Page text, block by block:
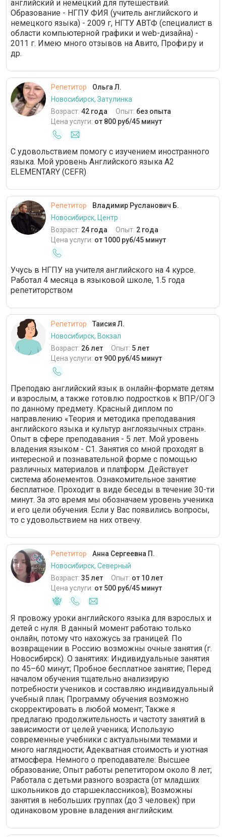
английский и немецкий для путешествий.
Образование - НГПУ ФИЯ (учитель английского и
немецкого языка) - 2009 г, НГТУ АВТФ (специалист в
области компьютерной графики и web-дизайна) -
2011 г. Имею много отзывов на Авито, Профи.ру и
др.
Репетитор
Ольга Л.
Новосибирск, Затулинка
Возраст: 42 года Опыт: без опыта
Цена услуги: от 800 руб/45 минут
С удовольствием помогу с изучением иностранного
языка. Мой уровень Английского языка A2
ELEMENTARY (CEFR)
Репетитор
Владимир Русланович Б.
Новосибирск, Центр
Возраст: 24 года Опыт: 2 года
Цена услуги: от 1000 руб/45 минут
Учусь в НГПУ на учителя английского на 4 курсе.
Работал 4 месяца в языковой школе, 1.5 года
репетиторством
Репетитор
Таисия Л.
Новосибирск, Вокзал
Возраст: 26 лет Опыт: 5 лет
Цена услуги: от 900 руб/45 минут
Преподаю английский язык в онлайн-формате детям
и взрослым, а также готовлю подростков к ВПР/ОГЭ
по данному предмету. Красный диплом по
направлению «Теория и методика преподавания
английского языка и культур англоязычных стран».
Опыт в сфере преподавания - 5 лет. Мой уровень
владения языком - C1. Занятия со мной проходят в
интересной и познавательной форме с помощью
различных материалов и платформ. Действует
система абонементов. Ознакомительное занятие
бесплатное. Проходит в виде беседы в течение 30-ти
минут. За это время мы обозначаем уровень ученика
и его цели обучения. Если у Вас появились вопросы,
то с удовольствием на них отвечу.
Репетитор
Анна Сергеевна П.
Новосибирск, Северный
Возраст: 35 лет Опыт: от 10 лет
Цена услуги: от 500 руб/45 минут
Я провожу уроки английского языка для взрослых и
детей с нуля. В данный момент работаю только
онлайн, потому что нахожусь за границей. По
возвращении в Россию возможны очные занятия (г.
Новосибирск). О занятиях: Индивидуальные занятия
по 45–60 минут; Пробное бесплатное занятие; Перед
началом обучения тщательно анализирую
потребности учеников и составляю индивидуальный
учебный план; Программу обучения возможно
скорректировать в любой момент; Также я
предлагаю продолжительность и частоту занятий в
зависимости от целей ученика; Использую
современные учебники с актуальными темами и
много наглядности; Адекватная стоимость и уютная
атмосфера. Немного о преподавателе: Высшее
образование; Опыт работы репетитором около 8 лет;
Работала с детьми разного возраста (от младших
школьников до старшеклассников); Возможны
занятия в небольших группах (до 3 человек) при
одинаковом уровне владения английским.